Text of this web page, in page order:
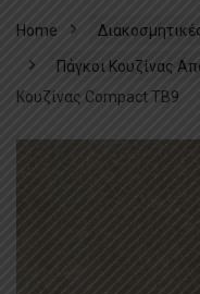
Home
Πάγκοι Κουζίνας
Κουζίνας Compact TB9